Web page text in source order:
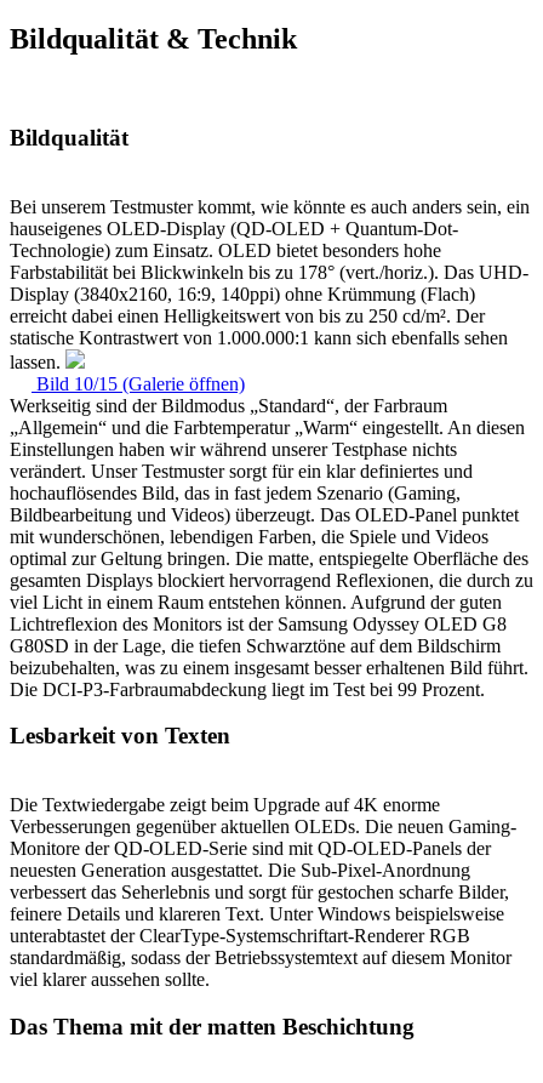
Bildqualität & Technik
Bildqualität
Bei unserem Testmuster kommt, wie könnte es auch anders sein, ein
hauseigenes OLED-Display (QD-OLED + Quantum-Dot-
Technologie) zum Einsatz. OLED bietet besonders hohe
Farbstabilität bei Blickwinkeln bis zu 178° (vert./horiz.). Das UHD-
Display (3840x2160, 16:9, 140ppi) ohne Krümmung (Flach)
erreicht dabei einen Helligkeitswert von bis zu 250 cd/m². Der
statische Kontrastwert von 1.000.000:1 kann sich ebenfalls sehen
lassen.
Bild 10/15 (Galerie öffnen)
Werkseitig sind der Bildmodus „Standard“, der Farbraum
„Allgemein“ und die Farbtemperatur „Warm“ eingestellt. An diesen
Einstellungen haben wir während unserer Testphase nichts
verändert. Unser Testmuster sorgt für ein klar definiertes und
hochauflösendes Bild, das in fast jedem Szenario (Gaming,
Bildbearbeitung und Videos) überzeugt. Das OLED-Panel punktet
mit wunderschönen, lebendigen Farben, die Spiele und Videos
optimal zur Geltung bringen. Die matte, entspiegelte Oberfläche des
gesamten Displays blockiert hervorragend Reflexionen, die durch zu
viel Licht in einem Raum entstehen können. Aufgrund der guten
Lichtreflexion des Monitors ist der Samsung Odyssey OLED G8
G80SD in der Lage, die tiefen Schwarztöne auf dem Bildschirm
beizubehalten, was zu einem insgesamt besser erhaltenen Bild führt.
Die DCI-P3-Farbraumabdeckung liegt im Test bei 99 Prozent.
Lesbarkeit von Texten
Die Textwiedergabe zeigt beim Upgrade auf 4K enorme
Verbesserungen gegenüber aktuellen OLEDs. Die neuen Gaming-
Monitore der QD-OLED-Serie sind mit QD-OLED-Panels der
neuesten Generation ausgestattet. Die Sub-Pixel-Anordnung
verbessert das Seherlebnis und sorgt für gestochen scharfe Bilder,
feinere Details und klareren Text. Unter Windows beispielsweise
unterabtastet der ClearType-Systemschriftart-Renderer RGB
standardmäßig, sodass der Betriebssystemtext auf diesem Monitor
viel klarer aussehen sollte.
Das Thema mit der matten Beschichtung